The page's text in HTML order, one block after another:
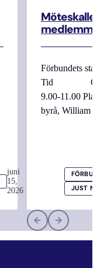
juni
15,
2026
Förbundets
Tid
9.00-11.00
byrå, William
JUST